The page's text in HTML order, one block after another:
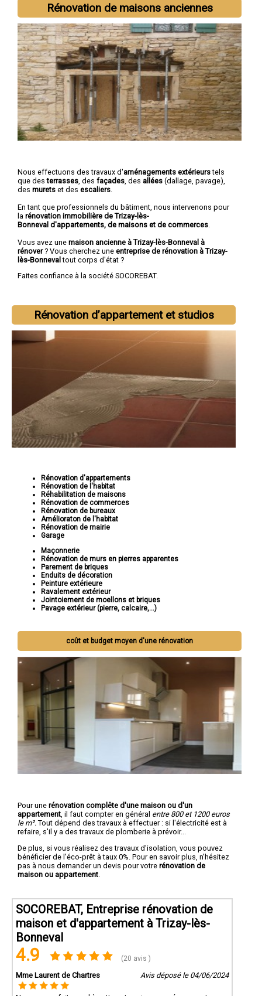
Rénovation de maisons anciennes
Nous effectuons des travaux d'aménagements extérieurstels
que desterrasses , des façades , des allées (dallage, pavage),
des murets et des escaliers
En tant que professionnels du bâtiment, nous intervenons pour
la rénovation immobilière de Trizay-lès-
Bonneval d'appartements, de maisons et de commerces
Vous avez une maison ancienne à Trizay-lès-Bonneval à
rénover? Vous cherchez une entreprise de rénovation à Trizay-
lès-Bonnevaltout corps d'état ?
Faites confiance à la société SOCOREBAT.
Rénovation d’appartement et studios
Rénovation d'appartements
Rénovation de l'habitat
Réhabilitation de maisons
Rénovation de commerces
Rénovation de bureaux
Amélioraton de l'habitat
Rénovation de mairie
Garage
Maçonnerie
Rénovation de murs en pierres apparentes
Parement de briques
Enduits de décoration
Peinture extérieure
Ravalement extérieur
Jointoiement de moellons et briques
Pavage extérieur (pierre, calcaire,...)
coût et budget moyen d'une rénovation
Pour une rénovation complête d'une maison ou d'un
appartement , il faut compter en général entre 800 et 1200 euros
le m². Tout dépend des travaux à effectuer : si l'électricité est à
refaire, s'il y a des travaux de plomberie à prévoir...
De plus, si vous réalisez des travaux d'isolation, vous pouvez
bénéficier de l'éco-prêt à taux 0%. Pour en savoir plus, n'hésitez
pas à nous demander un devis pour votre rénovation de
maison ou appartement
SOCOREBAT, Entreprise rénovation de
maison et d'appartement à Trizay-lès-
Bonneval
4.9 (20 avis )
Mme Laurent de Chartres Avis déposé le 04/06/2024